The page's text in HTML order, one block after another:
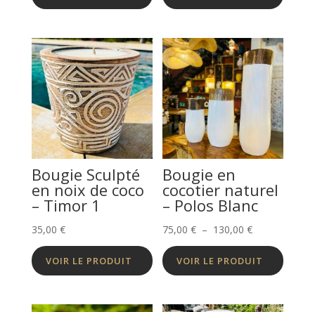
Bougie Sculpté
en noix de coco
– Timor 1
35,00 €
VOIR LE PRODUIT
Bougie en
cocotier naturel
– Polos Blanc
75,00€ – 130,00€Plage
de
prix :
à
VOIR LE PRODUIT